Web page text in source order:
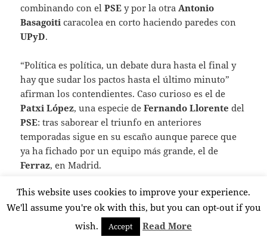
combinando con elPSEy por la otra Antonio
Basagoiticaracolea en corto haciendo paredes con
UPyD.
“Política es política, un debate dura hasta el final y
hay que sudar los pactos hasta el último minuto”
afirman los contendientes. Caso curioso es el de
Patxi López, una especie deFernando Llorente del
PSE: tras saborear el triunfo en anteriores
temporadas sigue en su escaño aunque parece que
ya ha fichado por un equipo más grande, el de
Ferraz, en Madrid.
Mientras, los espectadores temen que todo vaya a
resolver con una situación de pelota parada.
Lunes 15 República
This website uses cookies to improve your experience.
We'll assume you're ok with this, but you can opt-out if you
wish.
Accept Read More